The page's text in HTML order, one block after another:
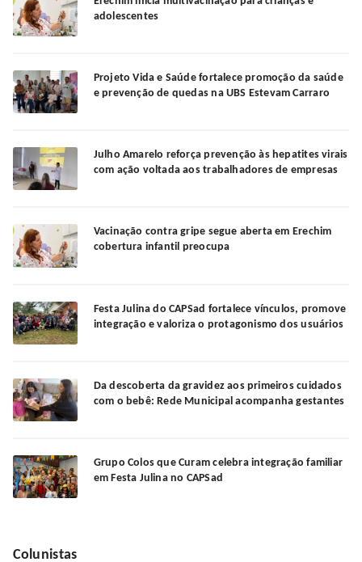
adolescentes
Projeto Vida e Saúde fortalece promoção da saúde
e prevenção de quedas na UBS Estevam Carraro
Julho Amarelo reforça prevenção às hepatites virais
com ação voltada aos trabalhadores de empresas
Vacinação contra gripe segue aberta em Erechim
cobertura infantil preocupa
Festa Julina do CAPSad fortalece vínculos, promove
integração e valoriza o protagonismo dos usuários
Da descoberta da gravidez aos primeiros cuidados
com o bebê: Rede Municipal acompanha gestantes
Grupo Colos que Curam celebra integração familiar
em Festa Julina no CAPSad
Colunistas